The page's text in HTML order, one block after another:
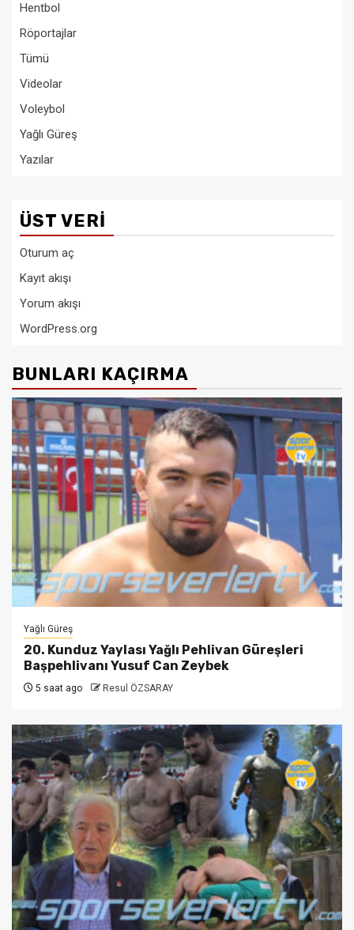
Hentbol
Röportajlar
Tümü
Videolar
Voleybol
Yağlı Güreş
Yazılar
ÜST VERI
Oturum aç
Kayıt akışı
Yorum akışı
WordPress.org
BUNLARI KAÇIRMA
Yağlı Güreş
20. Kunduz Yaylası Yağlı Pehlivan Güreşleri
Başpehlivanı Yusuf Can Zeybek
5 saat ago Resul ÖZSARAY